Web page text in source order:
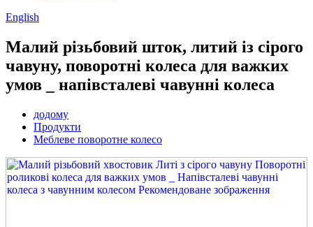
English
Малий різьбовий шток, литий із сірого
чавуну, поворотні колеса для важких
умов _ напівсталеві чавунні колеса
додому
Продукти
Меблеве поворотне колесо